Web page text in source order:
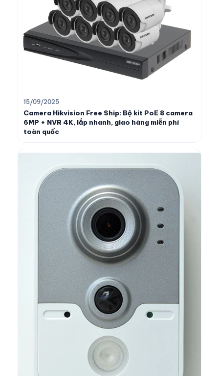
15/09/2025
Camera Hikvision Free Ship: Bộ kit PoE 8 camera
6MP + NVR 4K, lắp nhanh, giao hàng miễn phí
toàn quốc